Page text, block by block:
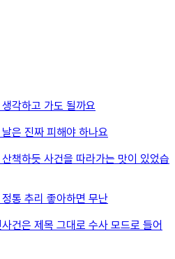
각하고 가도 될까요
은 진짜 피해야 하나요
책하듯 사건을 따라가는 맛이 있었습
통 추리 좋아하면 무난
건은 제목 그대로 수사 모드로 들어